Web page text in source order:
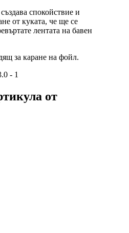
спокойствие и
от куката, че ще се
лентата на бавен
за каране на фойл.
от